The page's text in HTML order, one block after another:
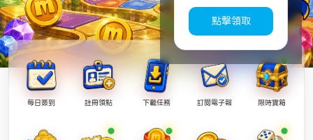
每日簽到 註冊領點 下載任務 訂閱電子報 限時寶箱
點擊領取